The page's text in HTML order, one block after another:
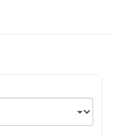
uitlaten, een